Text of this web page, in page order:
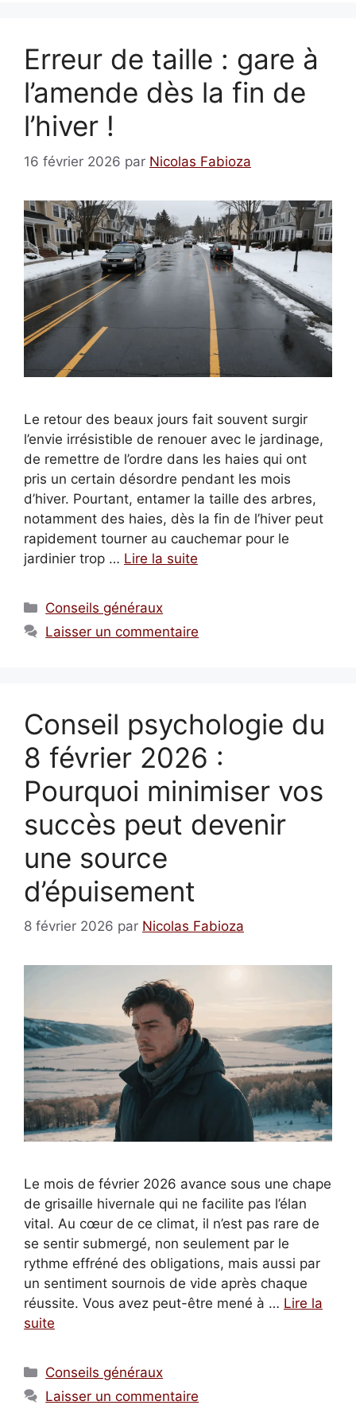
Erreur de taille : gare à
l’amende dès la fin de
l’hiver !
16 février 2026 par Nicolas Fabioza
Le retour des beaux jours fait souvent surgir
l’envie irrésistible de renouer avec le jardinage,
de remettre de l’ordre dans les haies qui ont
pris un certain désordre pendant les mois
d’hiver. Pourtant, entamer la taille des arbres,
notamment des haies, dès la fin de l’hiver peut
rapidement tourner au cauchemar pour le
jardinier trop … Lire la suite
Catégories
Conseils généraux
Laisser un commentaire
Conseil psychologie du
8 février 2026 :
Pourquoi minimiser vos
succès peut devenir
une source
d’épuisement
8 février 2026 par Nicolas Fabioza
Le mois de février 2026 avance sous une chape
de grisaille hivernale qui ne facilite pas l’élan
vital. Au cœur de ce climat, il n’est pas rare de
se sentir submergé, non seulement par le
rythme effréné des obligations, mais aussi par
un sentiment sournois de vide après chaque
réussite. Vous avez peut-être mené à … Lire la
suite
Catégories
Conseils généraux
Laisser un commentaire